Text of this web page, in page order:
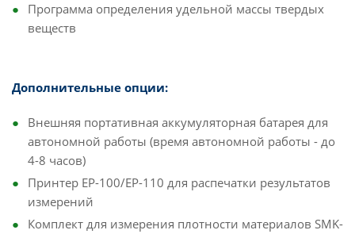
Программа определения удельной массы твердых
веществ
Дополнительные опции:
Внешняя портативная аккумуляторная батарея для
автономной работы (время автономной работы - до
4-8 часов)
Принтер ЕР-100/ЕР-110 для распечатки результатов
измерений
Комплект для измерения плотности материалов SMK-